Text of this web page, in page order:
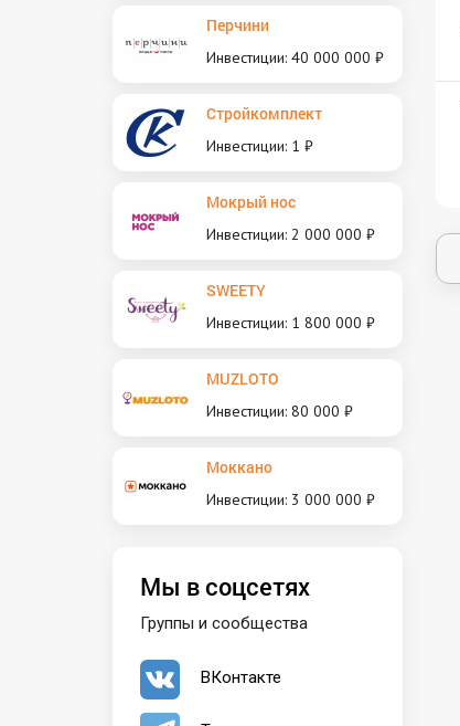
Перчини
Инвестиции: 40 000 000 ₽
Стройкомплект
Инвестиции: 1 ₽
Мокрый нос
Инвестиции: 2 000 000 ₽
SWEETY
Инвестиции: 1 800 000 ₽
MUZLOTO
Инвестиции: 80 000 ₽
Моккано
Инвестиции: 3 000 000 ₽
Мы в соцсетях
Группы и сообщества
ВКонтакте